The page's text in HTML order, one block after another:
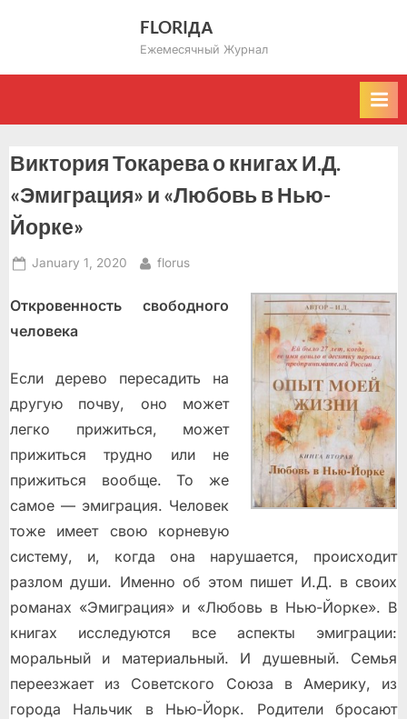
FLORIДА
Ежемесячный Журнал
Виктория Токарева о книгах И.Д.
«Эмиграция» и «Любовь в Нью-
Йорке»
Posted
January 1, 2020 By
florus
Откровенность свободного
человека
Если дерево пересадить на
другую почву, оно может
легко прижиться, может
прижиться трудно или не
прижиться вообще. То же
самое — эмиграция. Человек
тоже имеет свою корневую
систему, и, когда она нарушается, происходит
разлом души. Именно об этом пишет И.Д. в своих
романах «Эмиграция» и «Любовь в Нью-Йорке». В
книгах исследуются все аспекты эмиграции:
моральный и материальный. И душевный. Семья
переезжает из Советского Союза в Америку, из
города Нальчик в Нью-Йорк. Родители бросают